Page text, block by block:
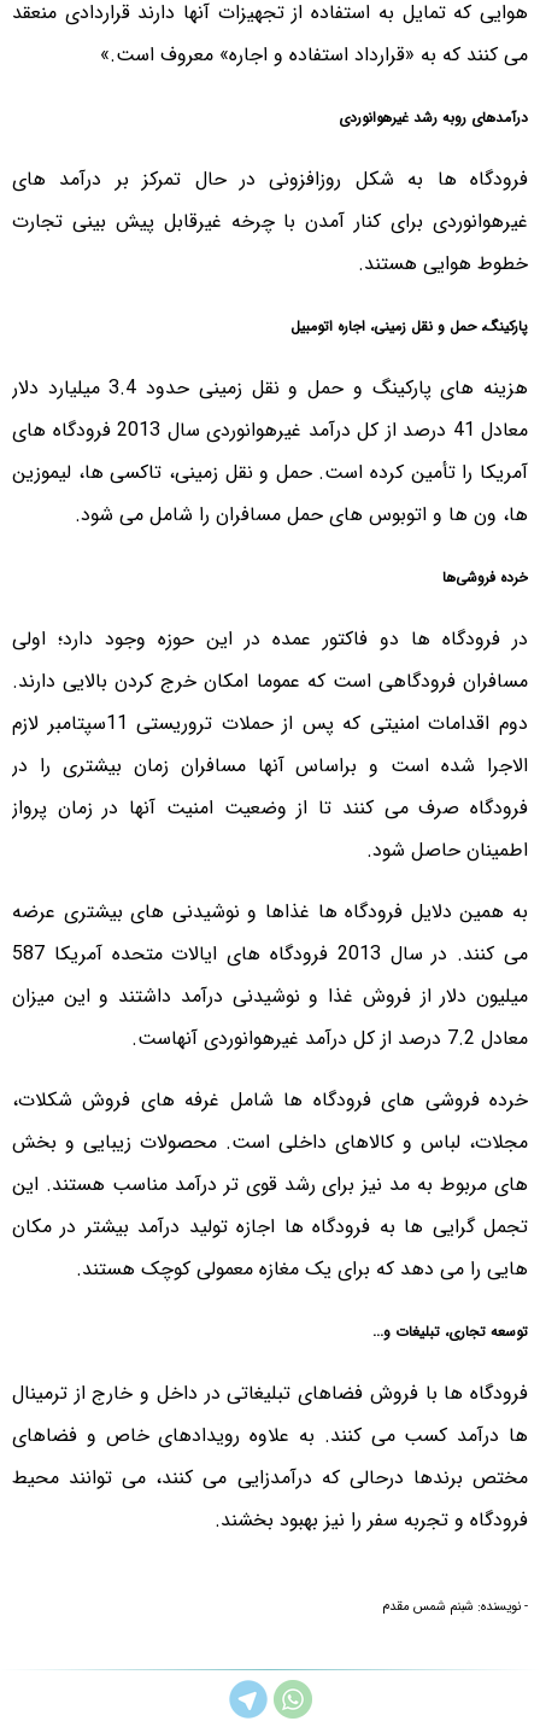
هوایی که تمایل به استفاده از تجهیزات آنها دارند قراردادی منعقد
می کنند که به «قرارداد استفاده و اجاره» معروف است.»
درآمدهای روبه رشد غیرهوانوردی
فرودگاه ها به شکل روزافزونی در حال تمرکز بر درآمد های
غیرهوانوردی برای کنار آمدن با چرخه غیرقابل پیش بینی تجارت
خطوط هوایی هستند.
پارکینگ، حمل و نقل زمینی، اجاره اتومبیل
هزینه های پارکینگ و حمل و نقل زمینی حدود 3.4 میلیارد دلار
معادل 41 درصد از کل درآمد غیرهوانوردی سال 2013 فرودگاه های
آمریکا را تأمین کرده است. حمل و نقل زمینی، تاکسی ها، لیموزین
ها، ون ها و اتوبوس های حمل مسافران را شامل می شود.
خرده فروشی‌ها
در فرودگاه ها دو فاکتور عمده در این حوزه وجود دارد؛ اولی
مسافران فرودگاهی است که عموما امکان خرج کردن بالایی دارند.
دوم اقدامات امنیتی که پس از حملات تروریستی 11سپتامبر لازم
الاجرا شده است و براساس آنها مسافران زمان بیشتری را در
فرودگاه صرف می کنند تا از وضعیت امنیت آنها در زمان پرواز
اطمینان حاصل شود.
به همین دلایل فرودگاه ها غذاها و نوشیدنی های بیشتری عرضه
می کنند. در سال 2013 فرودگاه های ایالات متحده آمریکا 587
میلیون دلار از فروش غذا و نوشیدنی درآمد داشتند و این میزان
معادل 7.2 درصد از کل درآمد غیرهوانوردی آنهاست.
خرده فروشی های فرودگاه ها شامل غرفه های فروش شکلات،
مجلات، لباس و کالاهای داخلی است. محصولات زیبایی و بخش
های مربوط به مد نیز برای رشد قوی تر درآمد مناسب هستند. این
تجمل گرایی ها به فرودگاه ها اجازه تولید درآمد بیشتر در مکان
هایی را می دهد که برای یک مغازه معمولی کوچک هستند.
توسعه تجاری، تبلیغات و...
فرودگاه ها با فروش فضاهای تبلیغاتی در داخل و خارج از ترمینال
ها درآمد کسب می کنند. به علاوه رویدادهای خاص و فضاهای
مختص برندها درحالی که درآمدزایی می کنند، می توانند محیط
فرودگاه و تجربه سفر را نیز بهبود بخشند.
- نویسنده: شبنم شمس مقدم